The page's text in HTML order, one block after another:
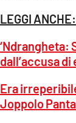
LEGGI ANCHE:
‘Ndrangheta:
dall’accusa
Era
Joppolo